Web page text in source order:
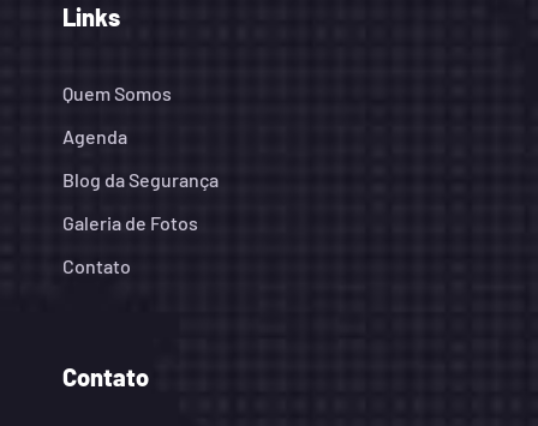
Links
Quem Somos
Agenda
Blog da Segurança
Galeria de Fotos
Contato
Contato